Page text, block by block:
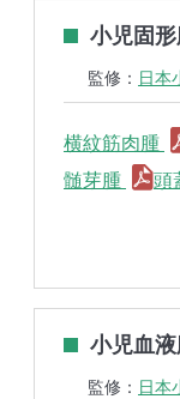
小児固
監修： 日本
横紋筋肉腫
髄芽腫
頭
小児血
監修： 日本